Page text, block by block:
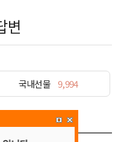
변
국내선물 9,994